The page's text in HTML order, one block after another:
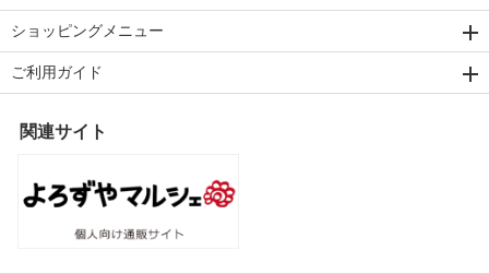
ショッピングメニュー
ご利用ガイド
関連サイト